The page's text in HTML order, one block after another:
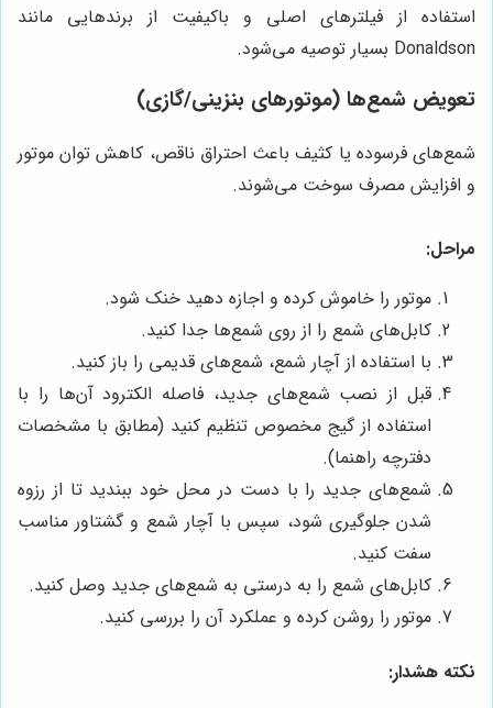
استفاده از فیلترهای اصلی و باکیفیت از برندهایی مانند
Donaldson بسیار توصیه می‌شود.
تعویض شمع‌ها (موتورهای بنزینی/گازی)
شمع‌های فرسوده یا کثیف باعث احتراق ناقص، کاهش توان موتور
و افزایش مصرف سوخت می‌شوند.
مراحل:
موتور را خاموش کرده و اجازه دهید خنک شود.
کابل‌های شمع را از روی شمع‌ها جدا کنید.
با استفاده از آچار شمع، شمع‌های قدیمی را باز کنید.
قبل از نصب شمع‌های جدید، فاصله الکترود آن‌ها را با
استفاده از گیج مخصوص تنظیم کنید (مطابق با مشخصات
دفترچه راهنما).
شمع‌های جدید را با دست در محل خود ببندید تا از رزوه
شدن جلوگیری شود، سپس با آچار شمع و گشتاور مناسب
سفت کنید.
کابل‌های شمع را به درستی به شمع‌های جدید وصل کنید.
موتور را روشن کرده و عملکرد آن را بررسی کنید.
نکته هشدار: